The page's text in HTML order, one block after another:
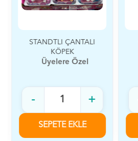
STANDTLI ÇANTALI
KÖPEK
Üyelere Özel
- +
SEPETE EKLE